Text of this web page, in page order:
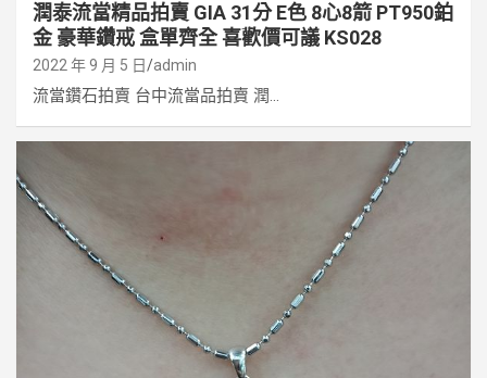
潤泰流當精品拍賣 GIA 31分 E色 8心8箭 PT950鉑
金 豪華鑽戒 盒單齊全 喜歡價可議 KS028
2022 年 9 月 5 日 admin
流當鑽石拍賣 台中流當品拍賣 潤...